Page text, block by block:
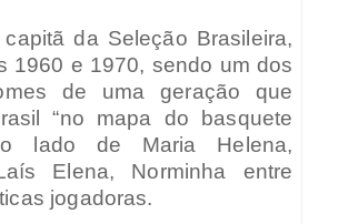
da Seleção Brasileira,
1960 e 1970, sendo um dos
de uma geração que
“no mapa do basquete
lado de Maria Helena,
Elena, Norminha entre
jogadoras.